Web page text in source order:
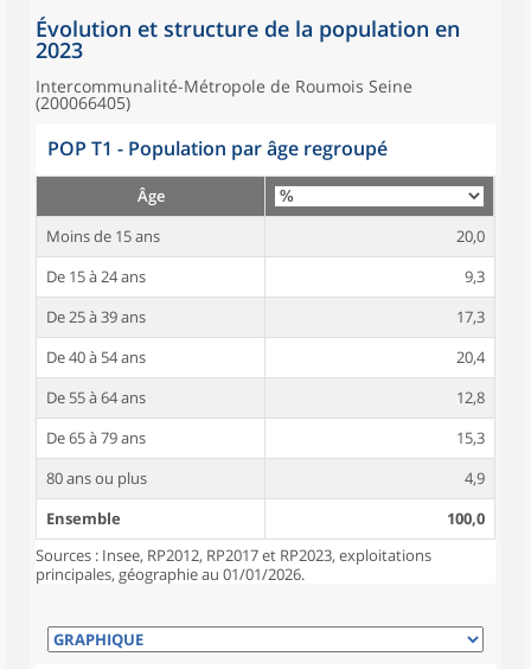
Évolution et structure de la population en
2023
Intercommunalité-Métropole de Roumois Seine
(200066405)
POP T1 - Population par âge regroupé
Âge
Moins de 15 ans
20,0
De 15 à 24 ans
9,3
De 25 à 39 ans
17,3
De 40 à 54 ans
20,4
De 55 à 64 ans
12,8
De 65 à 79 ans
15,3
80 ans ou plus
4,9
Ensemble
100,0
Sources : Insee, RP2012, RP2017 et RP2023, exploitations
principales, géographie au 01/01/2026.